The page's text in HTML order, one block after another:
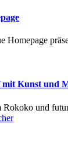
Homepage
mit Kunst und
und